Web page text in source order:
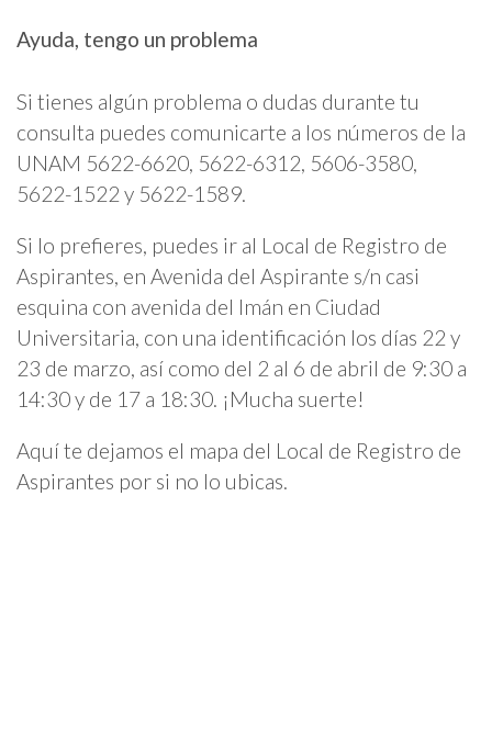
Ayuda, tengo un problema
Si tienes algún problema o dudas durante tu
consulta puedes comunicarte a los números de la
UNAM 5622-6620, 5622-6312, 5606-3580,
5622-1522 y 5622-1589.
Si lo prefieres, puedes ir al Local de Registro de
Aspirantes, en Avenida del Aspirante s/n casi
esquina con avenida del Imán en Ciudad
Universitaria, con una identificación los días 22 y
23 de marzo, así como del 2 al 6 de abril de 9:30 a
14:30 y de 17 a 18:30. ¡Mucha suerte!
Aquí te dejamos el mapa del Local de Registro de
Aspirantes por si no lo ubicas.